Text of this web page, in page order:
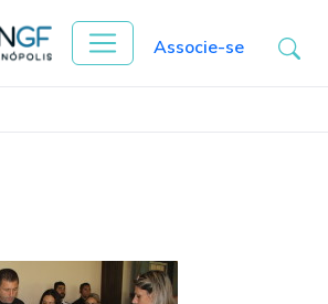
Associe-se